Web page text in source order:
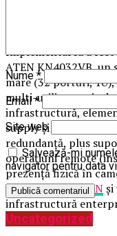
Aspecte ce au
Implementarea a
ATEN KN4032VB,
mare (32 porturi,
multi-utilizator și
infrastructură,
supply și două
redundanță, plus
operațiuni remote
prezență fizică în
Studiu de caz ATENși
infrastructură
KN4032VB.
Nume *
Email*
Site web
Salvează-mi
navigator pentru data
Uncategorized